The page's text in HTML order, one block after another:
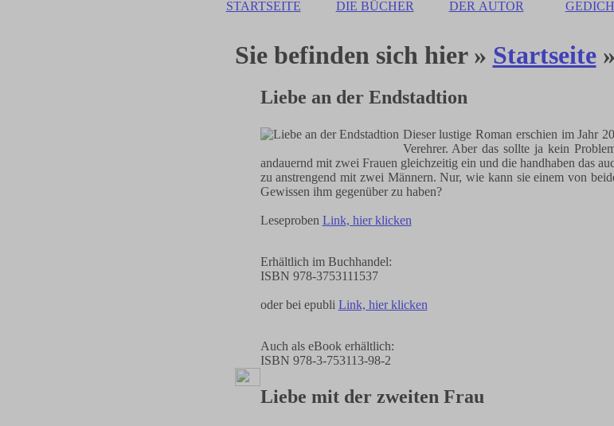
STARTSEITE DIE BÜCHER DER AUTOR
Sie befinden sich hier » Startseite»
Liebe an der Endstadtion
Dieser lustige Roman erschien im Jahr
Verehrer. Aber das sollte ja kein
andauernd mit zwei Frauen gleichzeitig ein und die handhaben das
zu anstrengend mit zwei Männern. Nur, wie kann sie einem von
Gewissen ihm gegenüber zu haben?
Leseproben Link, hier klicken
Erhältlich im Buchhandel:
ISBN 978-3753111537
oder bei epubli Link, hier klicken
Auch als eBook erhältlich:
ISBN 978-3-753113-98-2
Liebe mit der zweiten Frau